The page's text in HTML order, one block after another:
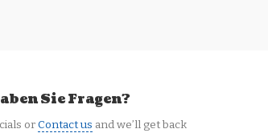
Sie Fragen?
orContact us and we’ll get back